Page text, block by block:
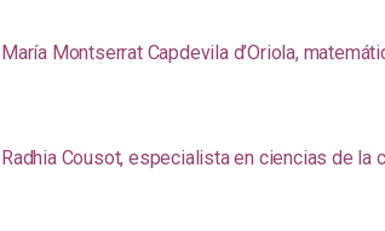
María Montserrat Capdevila d’Oriola,
Radhia Cousot, especialista en ciencias de la